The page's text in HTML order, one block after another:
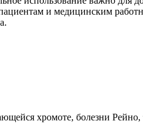
и медицинским
хромоте, болезни Рейно,